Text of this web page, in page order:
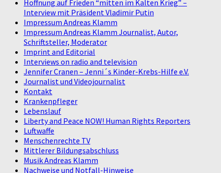
Hoffnung auf Frieden “mitten im Kalten Krieg” –
Interview mit Präsident Vladimir Putin
Impressum Andreas Klamm
Impressum Andreas Klamm Journalist, Autor,
Schriftsteller, Moderator
Imprint and Editorial
Interviews on radio and television
Jennifer Cranen – Jenni´s Kinder-Krebs-Hilfe e.V.
Journalist und Videojournalist
Kontakt
Krankenpfleger
Lebenslauf
Liberty and Peace NOW! Human Rights Reporters
Luftwaffe
Menschenrechte TV
Mittlerer Bildungsabschluss
Musik Andreas Klamm
Nachweise und Notfall-Hinweise